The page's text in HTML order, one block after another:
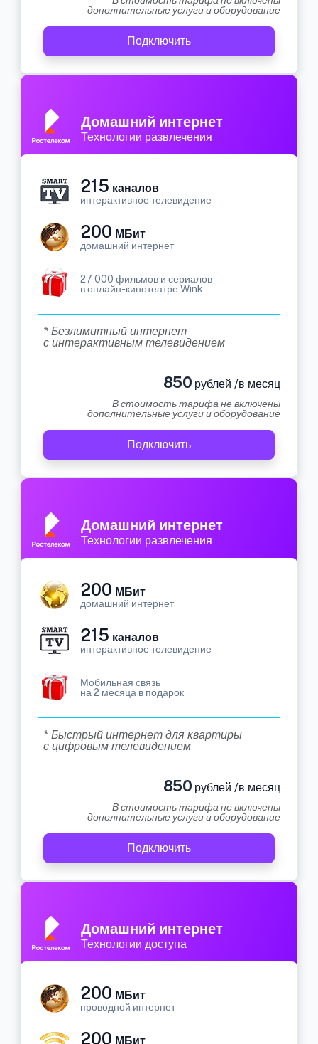
дополнительные услуги и оборудование
Подключить
Домашний интернет
Технологии развлечения
215 каналов
интерактивное телевидение
200 МБит
домашний интернет
27 000 фильмов и сериалов
в онлайн-кинотеатре Wink
* Безлимитный интернет
с интерактивным телевидением
850 рублей /в месяц
В стоимость тарифа не включены
дополнительные услуги и оборудование
Подключить
Домашний интернет
Технологии развлечения
200 МБит
домашний интернет
215 каналов
интерактивное телевидение
Мобильная связь
на 2 месяца в подарок
* Быстрый интернет для квартиры
с цифровым телевидением
850 рублей /в месяц
В стоимость тарифа не включены
дополнительные услуги и оборудование
Подключить
Домашний интернет
Технологии доступа
200 МБит
проводной интернет
200 МБит